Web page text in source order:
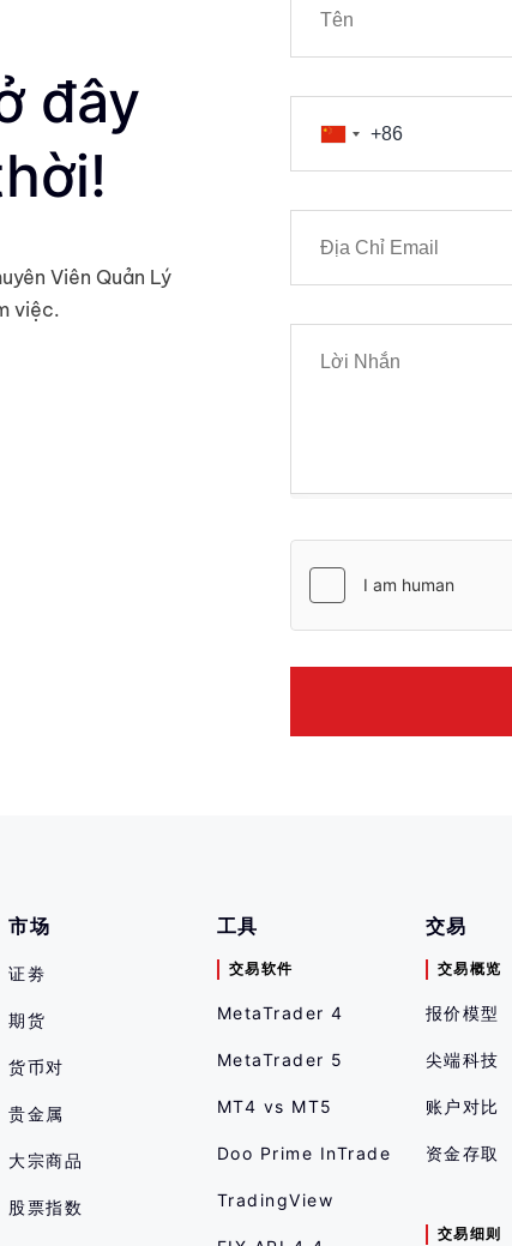
đây
Viên Quản Lý
việc.
市场
证劵
期货
货币对
贵金属
大宗商品
股票指数
工具
交易软件
MetaTrader 4
MetaTrader 5
MT4 vs MT5
Doo Prime InTrade
TradingView
交易
交易概览
报价模型
尖端科技
账户对比
资金存取
交易细则